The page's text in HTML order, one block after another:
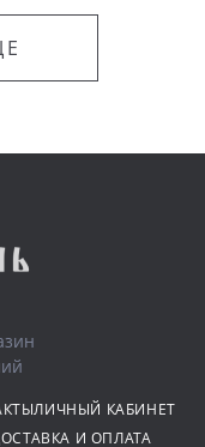
ЛИЧНЫЙ КАБИНЕТ
И ОПЛАТА